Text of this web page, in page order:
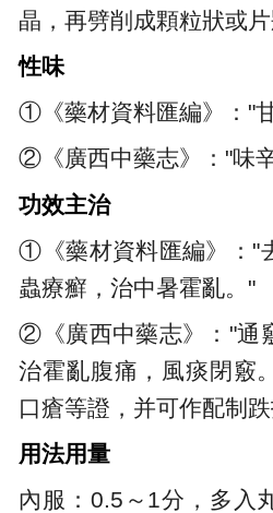
晶，再劈削成顆粒狀或
性味
①《藥材資料匯編》："
②《廣西中藥志》："味
功效主治
①《藥材資料匯編》："
蟲療癬，治中暑霍亂。"
②《廣西中藥志》："通
治霍亂腹痛，風痰閉竅
口瘡等證，并可作配制
用法用量
內服：0.5～1分，多入